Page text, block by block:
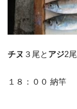
チヌ ３尾と アジ2尾
１８：００ 納竿